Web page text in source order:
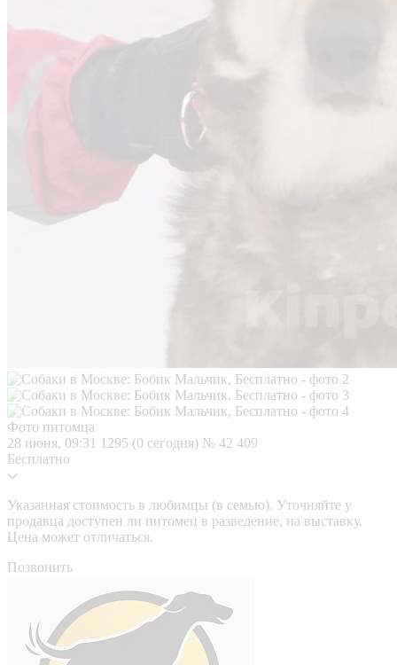
Фото питомца
28 июня, 09:31 1295 (0 сегодня) № 42 409
Бесплатно
Указанная стоимость в любимцы (в семью). Уточняйте у
продавца доступен ли питомец в разведение, на выставку.
Цена может отличаться.
Позвонить